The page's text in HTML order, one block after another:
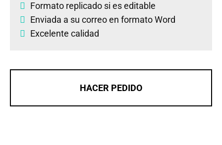
Formato replicado si es editable
Enviada a su correo en formato Word
Excelente calidad
HACER PEDIDO